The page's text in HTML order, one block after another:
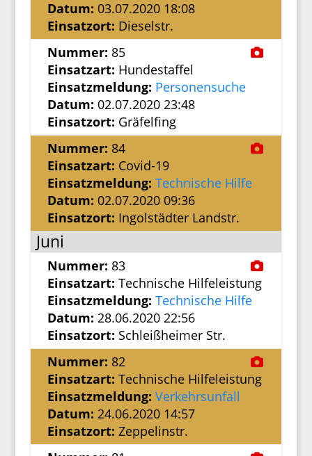
Datum: 03.07.2020 18:08
Einsatzort: Dieselstr.
Nummer: 85
Einsatzart: Hundestaffel
Einsatzmeldung: Personensuche
Datum: 02.07.2020 23:48
Einsatzort: Gräfelfing
Nummer: 84
Einsatzart: Covid-19
Einsatzmeldung: Technische Hilfe
Datum: 02.07.2020 09:36
Einsatzort: Ingolstädter Landstr.
Juni
Nummer: 83
Einsatzart: Technische Hilfeleistung
Einsatzmeldung: Technische Hilfe
Datum: 28.06.2020 22:56
Einsatzort: Schleißheimer Str.
Nummer: 82
Einsatzart: Technische Hilfeleistung
Einsatzmeldung: Verkehrsunfall
Datum: 24.06.2020 14:57
Einsatzort: Zeppelinstr.